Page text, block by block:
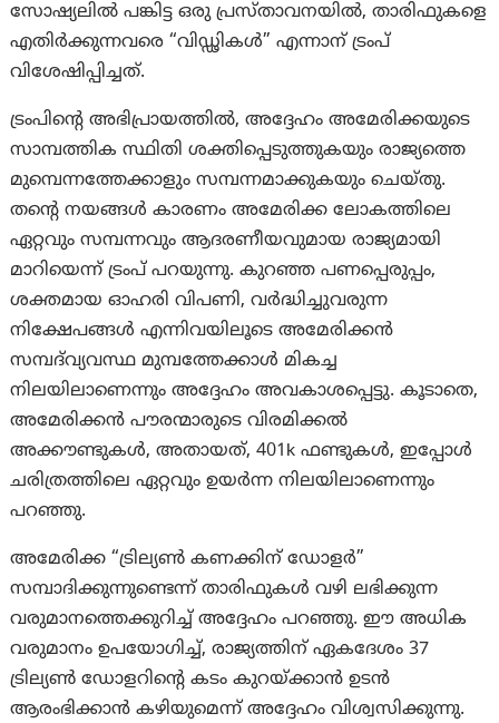
സോഷ്യലിൽ പങ്കിട്ട ഒരു പ്രസ്താവനയിൽ, താരിഫുകളെ
എതിർക്കുന്നവരെ “വിഡ്ഢികൾ” എന്നാന് ട്രംപ്
വിശേഷിപ്പിച്ചത്.
ട്രം‌പിന്റെ അഭിപ്രായത്തിൽ, അദ്ദേഹം അമേരിക്കയുടെ
സാമ്പത്തിക സ്ഥിതി ശക്തിപ്പെടുത്തുകയും രാജ്യത്തെ
മുമ്പെന്നത്തേക്കാളും സമ്പന്നമാക്കുകയും ചെയ്തു.
തന്റെ നയങ്ങൾ കാരണം അമേരിക്ക ലോകത്തിലെ
ഏറ്റവും സമ്പന്നവും ആദരണീയവുമായ രാജ്യമായി
മാറിയെന്ന് ട്രംപ് പറയുന്നു. കുറഞ്ഞ പണപ്പെരുപ്പം,
ശക്തമായ ഓഹരി വിപണി, വർദ്ധിച്ചുവരുന്ന
നിക്ഷേപങ്ങൾ എന്നിവയിലൂടെ അമേരിക്കൻ
സമ്പദ്‌വ്യവസ്ഥ മുമ്പത്തേക്കാൾ മികച്ച
നിലയിലാണെന്നും അദ്ദേഹം അവകാശപ്പെട്ടു. കൂടാതെ,
അമേരിക്കൻ പൗരന്മാരുടെ വിരമിക്കൽ
അക്കൗണ്ടുകൾ, അതായത്, 401k ഫണ്ടുകൾ, ഇപ്പോൾ
ചരിത്രത്തിലെ ഏറ്റവും ഉയർന്ന നിലയിലാണെന്നും
പറഞ്ഞു.
അമേരിക്ക “ട്രില്യൺ കണക്കിന് ഡോളർ”
സമ്പാദിക്കുന്നുണ്ടെന്ന് താരിഫുകൾ വഴി ലഭിക്കുന്ന
വരുമാനത്തെക്കുറിച്ച് അദ്ദേഹം പറഞ്ഞു. ഈ അധിക
വരുമാനം ഉപയോഗിച്ച്, രാജ്യത്തിന് ഏകദേശം 37
ട്രില്യൺ ഡോളറിന്റെ കടം കുറയ്ക്കാൻ ഉടൻ
ആരംഭിക്കാൻ കഴിയുമെന്ന് അദ്ദേഹം വിശ്വസിക്കുന്നു.